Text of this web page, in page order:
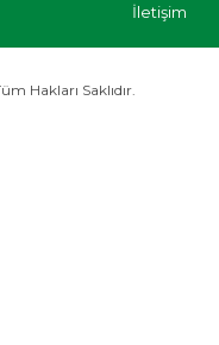
İletişim
Hakları Saklıdır.